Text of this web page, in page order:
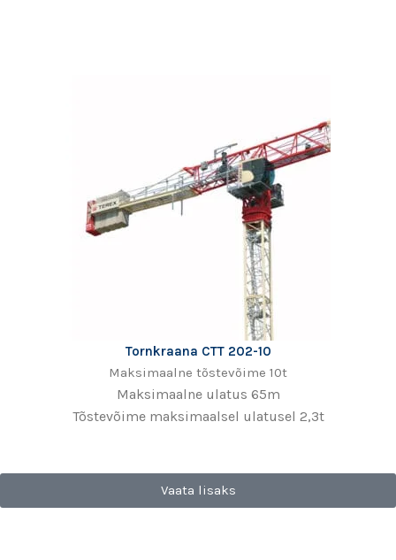
Tornkraana CTT 202-10
Maksimaalne tõstevõime 10t
Maksimaalne ulatus 65m
Tõstevõime maksimaalsel ulatusel 2,3t
Vaata lisaks